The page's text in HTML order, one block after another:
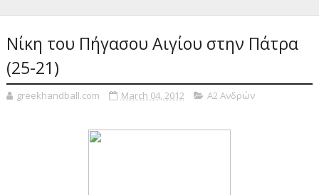
Nίκη του Πήγασου Αιγίου στην Πάτρα
(25-21)
greekhandball.com March 04, 2012 Α2 Ανδρών